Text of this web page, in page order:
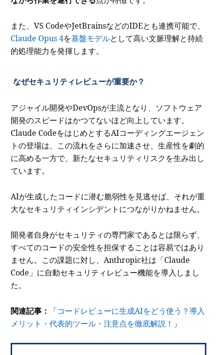
また、VS CodeやJetBrainsなどのIDEとも連携可能で、
Claude Opus 4を基盤モデルとして高い文脈理解と持続
的処理能力を発揮します。
なぜセキュリティレビューが重要か？
アジャイル開発やDevOpsが主流となり、ソフトウェア
開発のスピードはかつてないほど向上しています。
Claude CodeをはじめとするAIコーディングエージェン
トの登場は、この流れをさらに加速させ、生産性を劇的
に高める一方で、新たなセキュリティリスクを生み出し
ています。
AIが生成したコードに潜む脆弱性を見逃せば、それが重
大なセキュリティインシデントにつながりかねません。
開発者自身がセキュリティの専門家であるとは限らず、
すべてのコードの安全性を担保することは容易ではあり
ません。この課題に対し、Anthropic社は「Claude
Code」に自動セキュリティレビュー機能を導入しまし
た。
関連記事： 「コードレビューに生成AIをどう使う？導入
メリット・代表的ツール・注意点を徹底解説！ 」